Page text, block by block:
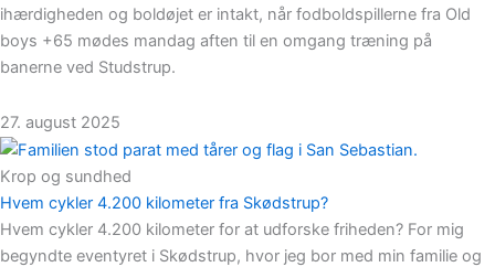
ihærdigheden og boldøjet er intakt, når fodboldspillerne fra Old
boys +65 mødes mandag aften til en omgang træning på
banerne ved Studstrup.
27. august 2025
Krop og sundhed
Hvem cykler 4.200 kilometer fra Skødstrup?
Hvem cykler 4.200 kilometer for at udforske friheden? For mig
begyndte eventyret i Skødstrup, hvor jeg bor med min familie og